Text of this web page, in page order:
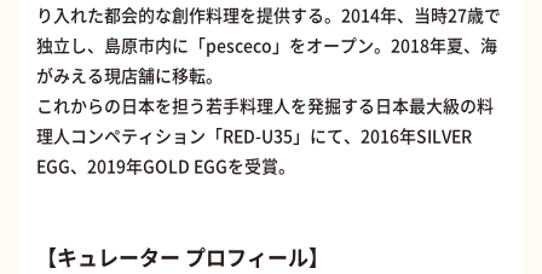
り入れた都会的な創作料理を提供する。2014年、当時27歳で
独立し、島原市内に「pesceco」をオープン。2018年夏、海
がみえる現店舗に移転。
これからの日本を担う若手料理人を発掘する日本最大級の料
理人コンペティション「RED-U35」にて、2016年SILVER
EGG、2019年GOLD EGGを受賞。
【キュレーター プロフィール】